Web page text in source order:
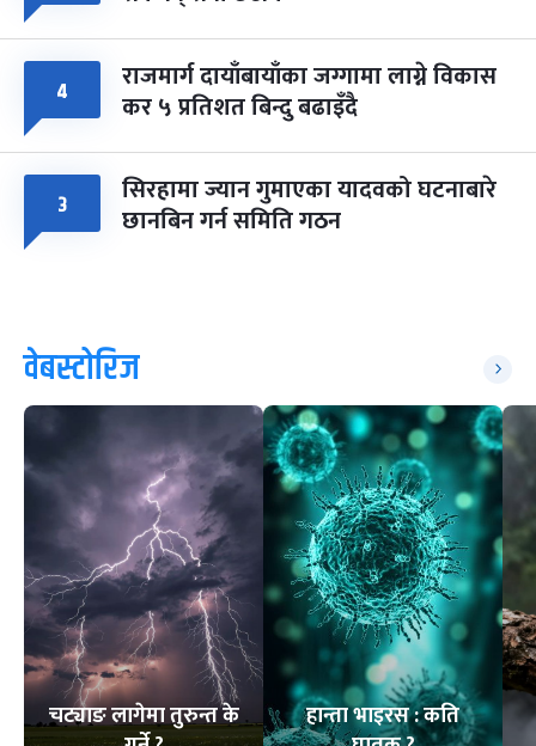
४ राजमार्ग दायाँबायाँका जग्गामा लाग्ने विकास
कर ५ प्रतिशत बिन्दु बढाइँदै
३ सिरहामा ज्यान गुमाएका यादवको घटनाबारे
छानबिन गर्न समिति गठन
वेबस्टोरिज
चट्याङ लागेमा तुरुन्त के
हान्ता भाइरस : कति